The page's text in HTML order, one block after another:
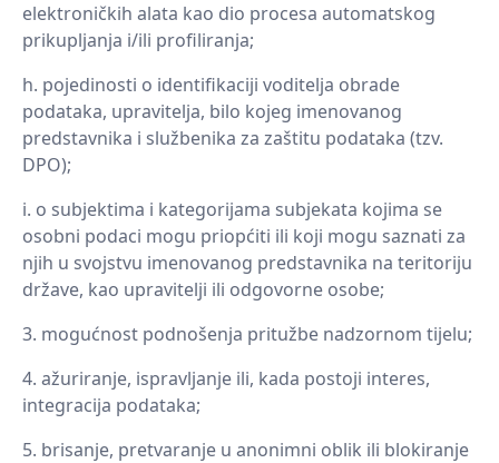
elektroničkih alata kao dio procesa automatskog
prikupljanja i/ili profiliranja;
pojedinosti o identifikaciji voditelja obrade
podataka, upravitelja, bilo kojeg imenovanog
predstavnika i službenika za zaštitu podataka (tzv.
DPO);
o subjektima i kategorijama subjekata kojima se
osobni podaci mogu priopćiti ili koji mogu saznati za
njih u svojstvu imenovanog predstavnika na teritoriju
države, kao upravitelji ili odgovorne osobe;
mogućnost podnošenja pritužbe nadzornom tijelu;
ažuriranje, ispravljanje ili, kada postoji interes,
integracija podataka;
brisanje, pretvaranje u anonimni oblik ili blokiranje